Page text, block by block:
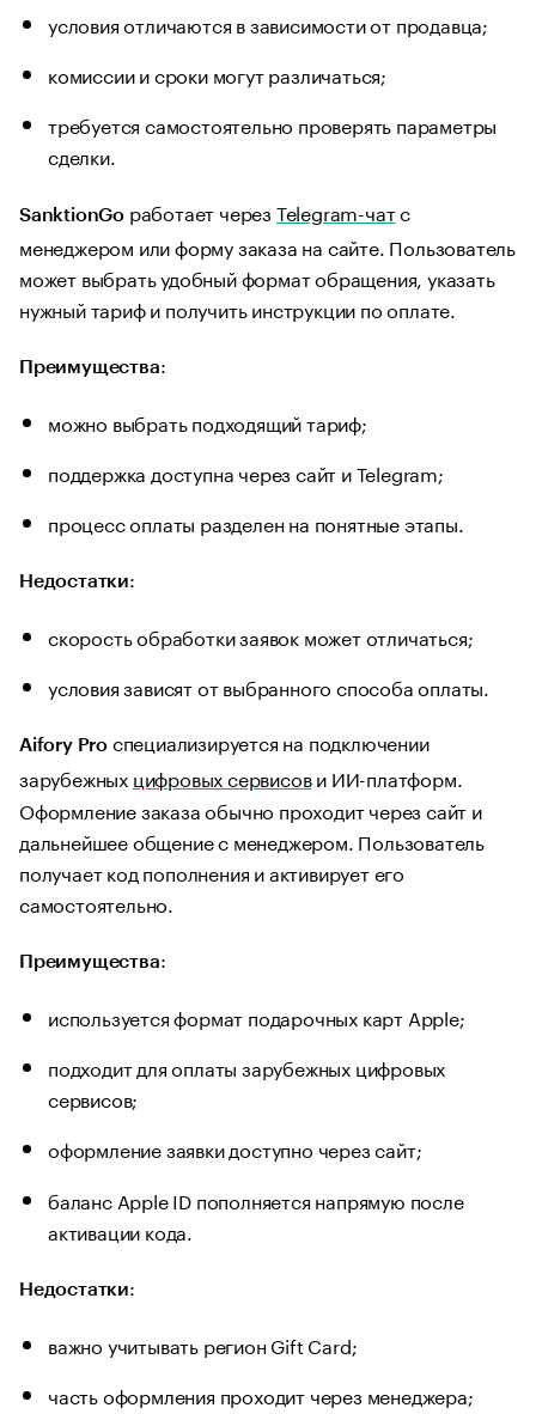
условия отличаются в зависимости от продавца;
комиссии и сроки могут различаться;
требуется самостоятельно проверять параметры
сделки.
SanktionGo работает через Telegram-чатс
менеджером или форму заказа на сайте. Пользователь
может выбрать удобный формат обращения, указать
нужный тариф и получить инструкции по оплате.
Преимущества:
можно выбрать подходящий тариф;
поддержка доступна через сайт и Telegram;
процесс оплаты разделен на понятные этапы.
Недостатки:
скорость обработки заявок может отличаться;
условия зависят от выбранного способа оплаты.
Aifory Pro специализируется на подключении
зарубежных цифровых сервисови ИИ-платформ.
Оформление заказа обычно проходит через сайт и
дальнейшее общение с менеджером. Пользователь
получает код пополнения и активирует его
самостоятельно.
Преимущества:
используется формат подарочных карт Apple;
подходит для оплаты зарубежных цифровых
сервисов;
оформление заявки доступно через сайт;
баланс Apple ID пополняется напрямую после
активации кода.
Недостатки:
важно учитывать регион Gift Card;
часть оформления проходит через менеджера;